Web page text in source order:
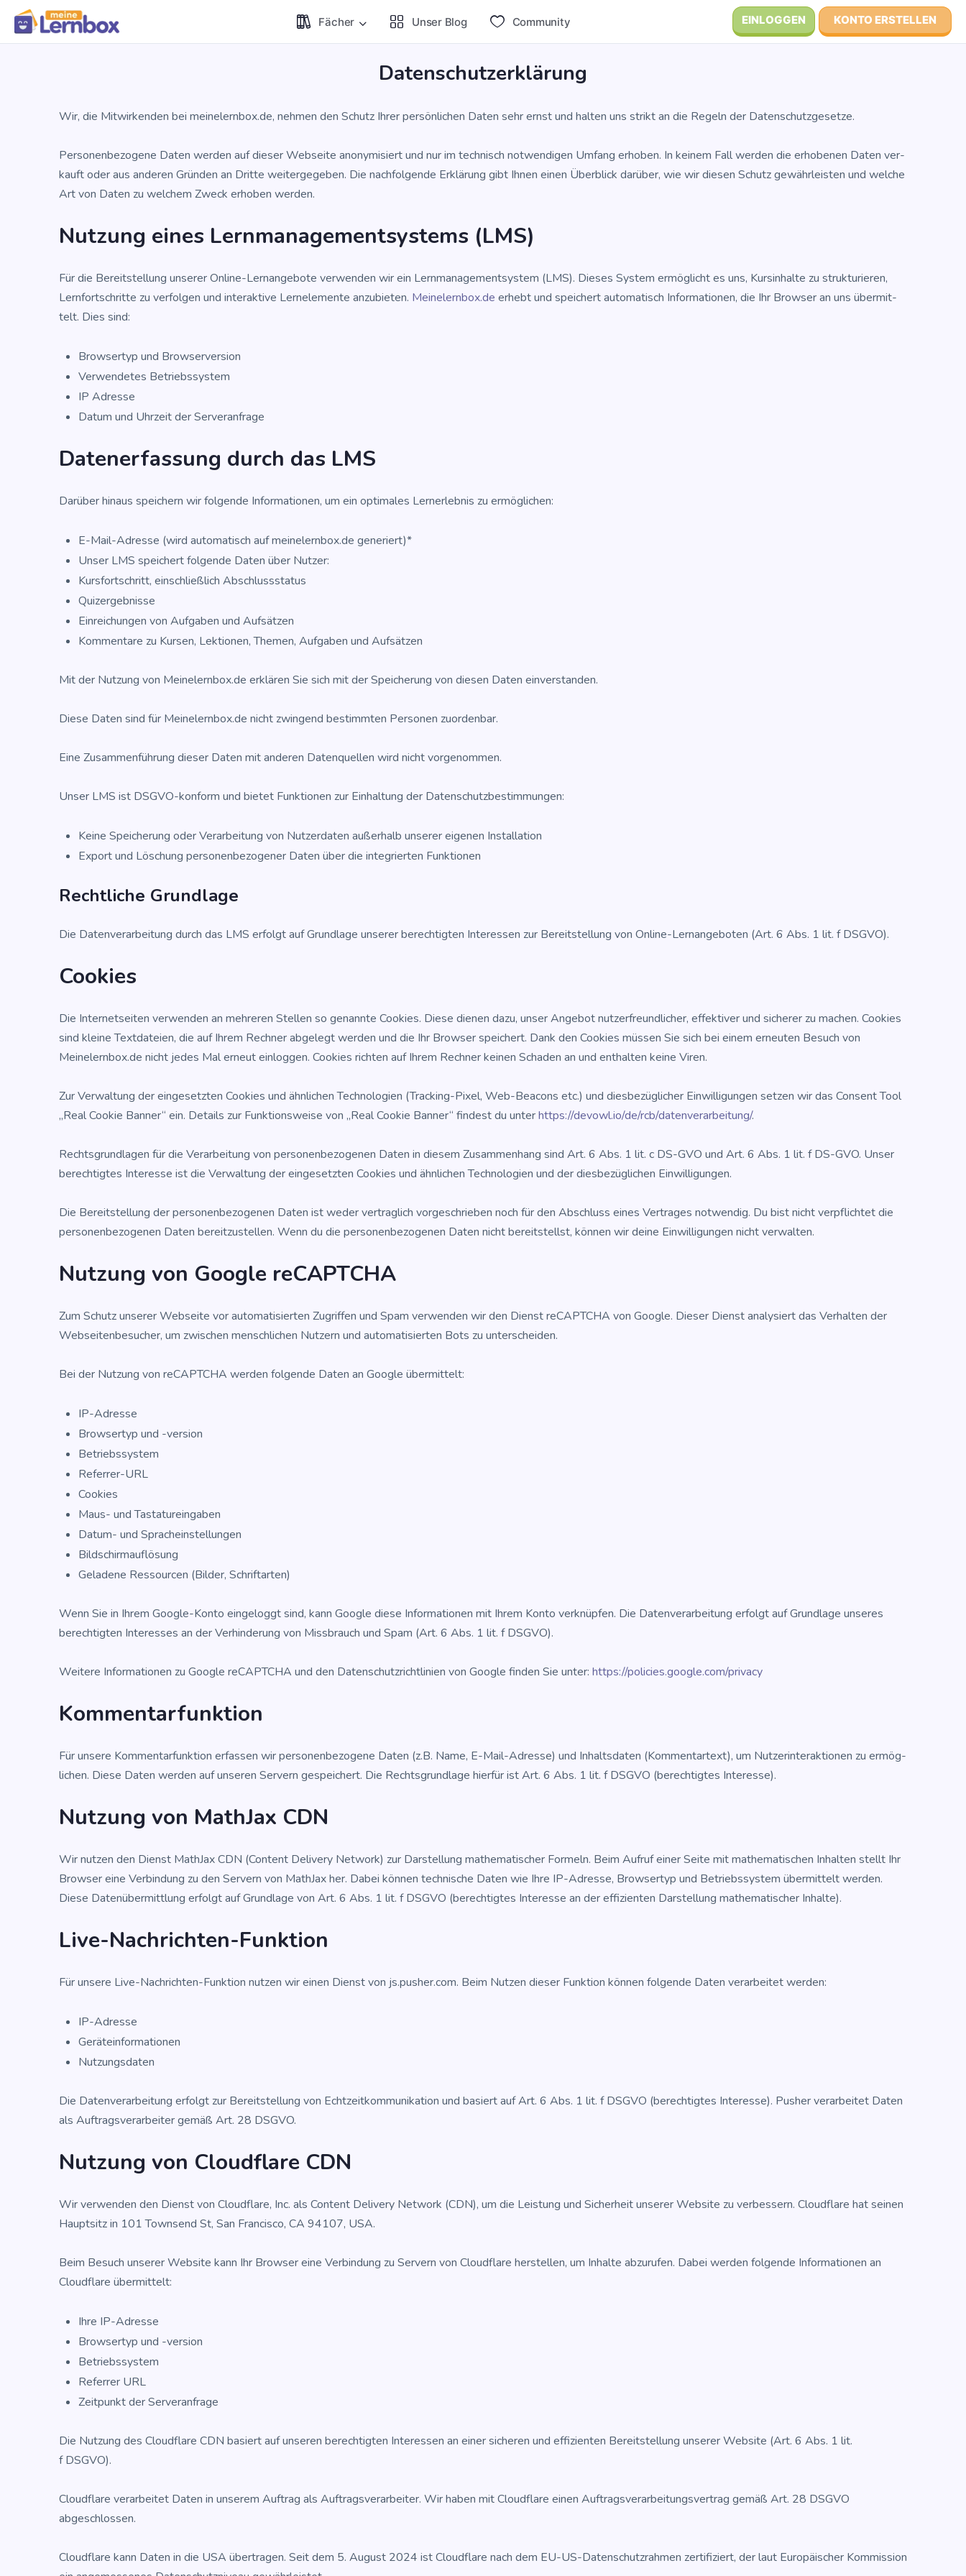
Fächer Unser Blog Com­mu­ni­ty EINLOGGEN KONTO ERSTELLEN
Daten­schutz­er­klä­rung
Wir, die Mit­wir­ken­den bei meinelernbox.de, neh­men den Schutz Ihrer per­sön­li­chen Daten sehr ernst und hal­ten uns strikt an die Regeln der Datenschutzgesetze.
Per­so­nen­be­zo­ge­ne Daten wer­den auf die­ser Web­sei­te anony­mi­siert und nur im tech­nisch not­wen­di­gen Umfang erho­ben. In kei­nem Fall wer­den die erho­be­nen Daten ver­
kauft oder aus ande­ren Grün­den an Drit­te wei­ter­ge­ge­ben. Die nach­fol­gen­de Erklä­rung gibt Ihnen einen Über­blick dar­über, wie wir die­sen Schutz gewähr­leis­ten und wel­che
Art von Daten zu wel­chem Zweck erho­ben werden.
Nut­zung eines Lern­ma­nage­ment­sys­tems (LMS)
Für die Bereit­stel­lung unse­rer Online-Lern­an­ge­bo­te ver­wen­den wir ein Lern­ma­nage­ment­sys­tem (LMS). Die­ses Sys­tem ermög­licht es uns, Kurs­in­hal­te zu struk­tu­rie­ren,
Lern­fort­schrit­te zu ver­fol­gen und inter­ak­ti­ve Lern­ele­men­te anzu­bie­ten. Meinelernbox.de erhebt und spei­chert auto­ma­tisch Infor­ma­tio­nen, die Ihr Brow­ser an uns über­mit­
telt. Dies sind:
Brow­ser­typ und Browserversion
Ver­wen­de­tes Betriebssystem
IP Adres­se
Datum und Uhr­zeit der Serveranfrage
Daten­er­fas­sung durch das LMS
Dar­über hin­aus spei­chern wir fol­gen­de Infor­ma­tio­nen, um ein opti­ma­les Lern­erleb­nis zu ermöglichen:
E-Mail-Adres­se (wird auto­ma­tisch auf meinelernbox.de generiert)*
Unser LMS spei­chert fol­gen­de Daten über Nutzer:
Kurs­fort­schritt, ein­schließ­lich Abschlussstatus
Qui­z­er­geb­nis­se
Ein­rei­chun­gen von Auf­ga­ben und Aufsätzen
Kom­men­ta­re zu Kur­sen, Lek­tio­nen, The­men, Auf­ga­ben und Aufsätzen
Mit der Nut­zung von Meinelernbox.de erklä­ren Sie sich mit der Spei­che­rung von die­sen Daten einverstanden.
Die­se Daten sind für Meinelernbox.de nicht zwin­gend bestimm­ten Per­so­nen zuordenbar.
Eine Zusam­men­füh­rung die­ser Daten mit ande­ren Daten­quel­len wird nicht vorgenommen.
Unser LMS ist DSGVO-kon­form und bie­tet Funk­tio­nen zur Ein­hal­tung der Datenschutzbestimmungen:
Kei­ne Spei­che­rung oder Ver­ar­bei­tung von Nut­zer­da­ten außer­halb unse­rer eige­nen Installation
Export und Löschung per­so­nen­be­zo­ge­ner Daten über die inte­grier­ten Funktionen
Recht­li­che Grundlage
Die Daten­ver­ar­bei­tung durch das LMS erfolgt auf Grund­la­ge unse­rer berech­tig­ten Inter­es­sen zur Bereit­stel­lung von Online-Lern­an­ge­bo­ten (Art. 6 Abs. 1 lit. f DSGVO).
Coo­kies
Die Inter­net­sei­ten ver­wen­den an meh­re­ren Stel­len so genann­te Coo­kies. Die­se die­nen dazu, unser Ange­bot nut­zer­freund­li­cher, effek­ti­ver und siche­rer zu machen. Coo­kies
sind klei­ne Text­da­tei­en, die auf Ihrem Rech­ner abge­legt wer­den und die Ihr Brow­ser spei­chert. Dank den Coo­kies müs­sen Sie sich bei einem erneu­ten Besuch von
Meinelernbox.de nicht jedes Mal erneut ein­log­gen. Coo­kies rich­ten auf Ihrem Rech­ner kei­nen Scha­den an und ent­hal­ten kei­ne Viren.
Zur Ver­wal­tung der ein­ge­setz­ten Coo­kies und ähn­li­chen Tech­no­lo­gien (Track­ing-Pixel, Web-Bea­cons etc.) und dies­be­züg­li­cher Ein­wil­li­gun­gen set­zen wir das Con­sent Tool
„Real Coo­kie Ban­ner“ ein. Details zur Funk­ti­ons­wei­se von „Real Coo­kie Ban­ner“ fin­dest du unterhttps://devowl.io/de/rcb/datenverarbeitung/.
Rechts­grund­la­gen für die Ver­ar­bei­tung von per­so­nen­be­zo­ge­nen Daten in die­sem Zusam­men­hang sind Art. 6 Abs. 1 lit. c DS-GVO und Art. 6 Abs. 1 lit. f DS-GVO. Unser
berech­tig­tes Inter­es­se ist die Ver­wal­tung der ein­ge­setz­ten Coo­kies und ähn­li­chen Tech­no­lo­gien und der dies­be­züg­li­chen Einwilligungen.
Die Bereit­stel­lung der per­so­nen­be­zo­ge­nen Daten ist weder ver­trag­lich vor­ge­schrie­ben noch für den Abschluss eines Ver­tra­ges not­wen­dig. Du bist nicht ver­pflich­tet die
per­so­nen­be­zo­ge­nen Daten bereit­zu­stel­len. Wenn du die per­so­nen­be­zo­ge­nen Daten nicht bereit­stellst, kön­nen wir dei­ne Ein­wil­li­gun­gen nicht verwalten.
Nut­zung von Goog­le reCAPTCHA
Zum Schutz unse­rer Web­sei­te vor auto­ma­ti­sier­ten Zugrif­fen und Spam ver­wen­den wir den Dienst reCAPTCHA von Goog­le. Die­ser Dienst ana­ly­siert das Ver­hal­ten der
Web­sei­ten­be­su­cher, um zwi­schen mensch­li­chen Nut­zern und auto­ma­ti­sier­ten Bots zu unterscheiden.
Bei der Nut­zung von reCAPTCHA wer­den fol­gen­de Daten an Goog­le übermittelt:
IP-Adres­se
Brow­ser­typ und -version
Betriebs­sys­tem
Refer­rer-URL
Coo­kies
Maus- und Tastatureingaben
Datum- und Spracheinstellungen
Bild­schirm­auf­lö­sung
Gela­de­ne Res­sour­cen (Bil­der, Schriftarten)
Wenn Sie in Ihrem Goog­le-Kon­to ein­ge­loggt sind, kann Goog­le die­se Infor­ma­tio­nen mit Ihrem Kon­to ver­knüp­fen. Die Daten­ver­ar­bei­tung erfolgt auf Grund­la­ge unse­res
berech­tig­ten Inter­es­ses an der Ver­hin­de­rung von Miss­brauch und Spam (Art. 6 Abs. 1 lit. f DSGVO).
Wei­te­re Infor­ma­tio­nen zu Goog­le reCAPTCHA und den Daten­schutz­richt­li­ni­en von Goog­le fin­den Sie unter: https://policies.google.com/privacy
Kom­men­tar­funk­ti­on
Für unse­re Kom­men­tar­funk­ti­on erfas­sen wir per­so­nen­be­zo­ge­ne Daten (z.B. Name, E-Mail-Adres­se) und Inhalts­da­ten (Kom­men­tar­text), um Nut­zer­inter­ak­tio­nen zu ermög­
li­chen. Die­se Daten wer­den auf unse­ren Ser­vern gespei­chert. Die Rechts­grund­la­ge hier­für ist Art. 6 Abs. 1 lit. f DSGVO (berech­tig­tes Interesse).
Nut­zung von Math­Jax CDN
Wir nut­zen den Dienst Math­Jax CDN (Con­tent Deli­very Net­work) zur Dar­stel­lung mathe­ma­ti­scher For­meln. Beim Auf­ruf einer Sei­te mit mathe­ma­ti­schen Inhal­ten stellt Ihr
Brow­ser eine Ver­bin­dung zu den Ser­vern von Math­Jax her. Dabei kön­nen tech­ni­sche Daten wie Ihre IP-Adres­se, Brow­ser­typ und Betriebs­sys­tem über­mit­telt wer­den.
Die­se Daten­über­mitt­lung erfolgt auf Grund­la­ge von Art. 6 Abs. 1 lit. f DSGVO (berech­tig­tes Inter­es­se an der effi­zi­en­ten Dar­stel­lung mathe­ma­ti­scher Inhalte).
Live-Nach­rich­ten-Funk­ti­on
Für unse­re Live-Nach­rich­ten-Funk­ti­on nut­zen wir einen Dienst von js.pusher.com. Beim Nut­zen die­ser Funk­ti­on kön­nen fol­gen­de Daten ver­ar­bei­tet werden:
IP-Adres­se
Gerä­te­in­for­ma­tio­nen
Nut­zungs­da­ten
Die Daten­ver­ar­bei­tung erfolgt zur Bereit­stel­lung von Echt­zeit­kom­mu­ni­ka­ti­on und basiert auf Art. 6 Abs. 1 lit. f DSGVO (berech­tig­tes Inter­es­se). Pusher ver­ar­bei­tet Daten
als Auf­trags­ver­ar­bei­ter gemäß Art. 28 DSGVO.
Nut­zung von Cloud­fla­re CDN
Wir ver­wen­den den Dienst von Cloud­fla­re, Inc. als Con­tent Deli­very Net­work (CDN), um die Leis­tung und Sicher­heit unse­rer Web­site zu ver­bes­sern. Cloud­fla­re hat sei­nen
Haupt­sitz in 101 Town­send St, San Fran­cis­co, CA 94107, USA.
Beim Besuch unse­rer Web­site kann Ihr Brow­ser eine Ver­bin­dung zu Ser­vern von Cloud­fla­re her­stel­len, um Inhal­te abzu­ru­fen. Dabei wer­den fol­gen­de Infor­ma­tio­nen an
Cloud­fla­re übermittelt:
Ihre IP-Adres­se
Brow­ser­typ und -version
Betriebs­sys­tem
Refer­rer URL
Zeit­punkt der Serveranfrage
Die Nut­zung des Cloud­fla­re CDN basiert auf unse­ren berech­tig­ten Inter­es­sen an einer siche­ren und effi­zi­en­ten Bereit­stel­lung unse­rer Web­site (Art. 6 Abs. 1 lit.
f DSGVO).
Cloud­fla­re ver­ar­bei­tet Daten in unse­rem Auf­trag als Auf­trags­ver­ar­bei­ter. Wir haben mit Cloud­fla­re einen Auf­trags­ver­ar­bei­tungs­ver­trag gemäß Art. 28 DSGVO
abgeschlossen.
Cloud­fla­re kann Daten in die USA über­tra­gen. Seit dem 5. August 2024 ist Cloud­fla­re nach dem EU-US-Daten­schutz­rah­men zer­ti­fi­ziert, der laut Euro­päi­scher Kom­mis­si­on